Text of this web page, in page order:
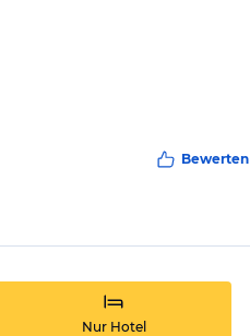
Bewerten
Nur Hotel